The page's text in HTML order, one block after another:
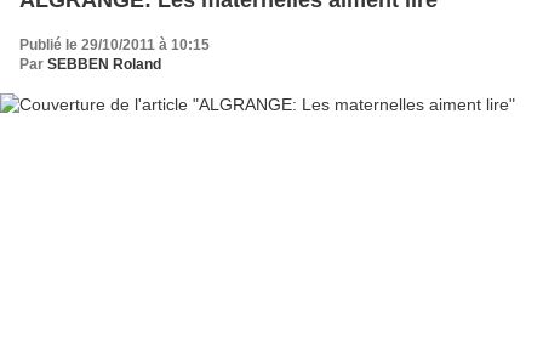
Publié le 29/10/2011 à 10:15
Par SEBBEN Roland